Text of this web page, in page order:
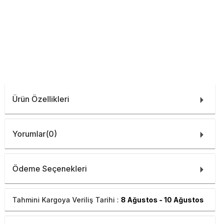
Ürün Özellikleri
Yorumlar(0)
Ödeme Seçenekleri
Tahmini Kargoya Veriliş Tarihi : 8 Ağustos - 10 Ağustos